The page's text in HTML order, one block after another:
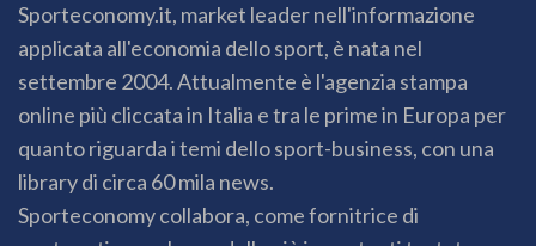
Sporteconomy.it, market leader nell'informazione
applicata all'economia dello sport, è nata nel
settembre 2004. Attualmente è l'agenzia stampa
online più cliccata in Italia e tra le prime in Europa per
quanto riguarda i temi dello sport-business, con una
library di circa 60 mila news.
Sporteconomy collabora, come fornitrice di